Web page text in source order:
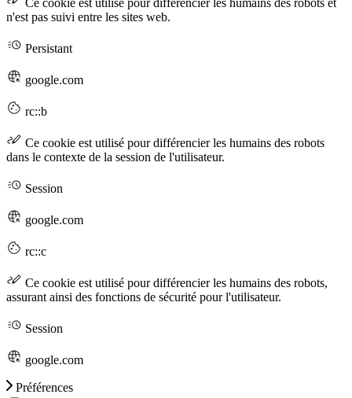
n'est pas suivi entre les sites web.
Persistant
google.com
rc::b
Ce cookie est utilisé pour différencier les humains des robots
dans le contexte de la session de l'utilisateur.
Session
google.com
rc::c
Ce cookie est utilisé pour différencier les humains des robots,
assurant ainsi des fonctions de sécurité pour l'utilisateur.
Session
google.com
Préférences